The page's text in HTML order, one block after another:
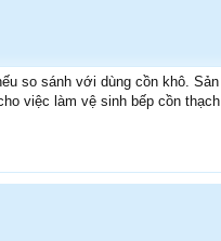
so sánh với dùng cồn khô.
việc làm vệ sinh bếp cồn